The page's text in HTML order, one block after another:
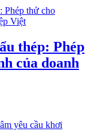
thép: Phép
của doanh